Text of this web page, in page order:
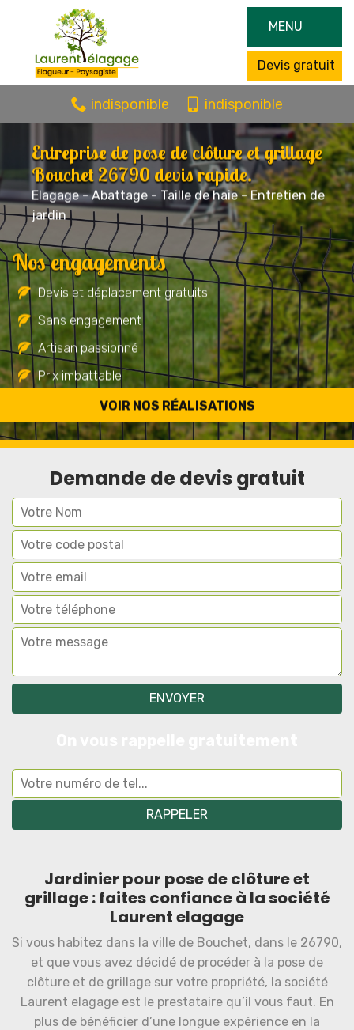
MENU
Devis gratuit
indisponible indisponible
Entreprise de pose de clôture et grillage
Bouchet 26790 devis rapide.
Elagage - Abattage - Taille de haie - Entretien de
jardin
VOIR NOS RÉALISATIONS
Nos engagements
Devis et déplacement gratuits
Sans engagement
Artisan passionné
Prix imbattable
Travail de qualité
Demande de devis gratuit
Jardinier pour pose de clôture et
grillage : faites confiance à la société
Laurent elagage
Si vous habitez dans la ville de Bouchet, dans le 26790,
et que vous avez décidé de procéder à la pose de
clôture et de grillage sur votre propriété, la société
Laurent elagage est le prestataire qu’il vous faut. En
plus de bénéficier d’une longue expérience en la